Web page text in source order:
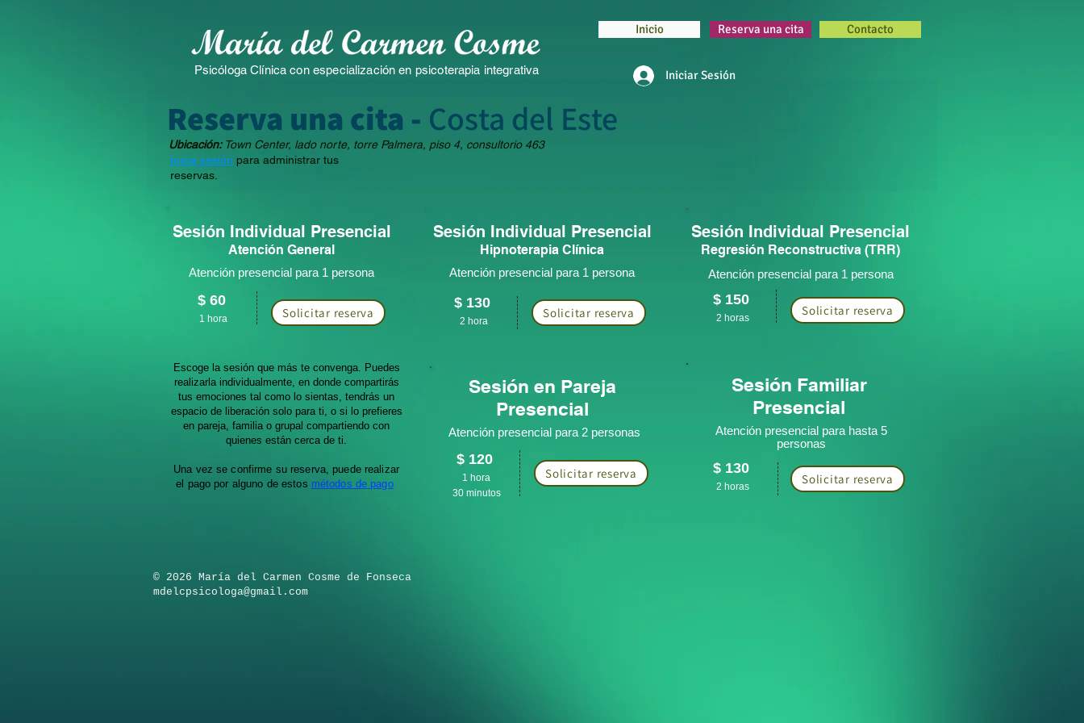
Psicóloga Clínica con especialización en psicoterapia integrativa
Inicio Reserva una cita Contacto
Iniciar Sesión
Reserva una cita - Costa del Este
Ubicación: Town Center, lado norte, torre Palmera, piso 4, consultorio 463
Inicia sesión para administrar tus
reservas.
Sesión Individual Presencial
Atención General
Atención presencial para 1 persona
Solicitar reserva
$ 60
1 hora
Sesión Individual Presencial
Hipnoterapia Clínica
Atención presencial para 1 persona
Solicitar reserva
$ 130
2 hora
Sesión Individual Presencial
Regresión Reconstructiva (TRR)
Atención presencial para 1 persona
$ 150
2 horas Solicitar reserva
Escoge la sesión que más te convenga. Puedes
realizarla individualmente, en donde compartirás
tus emociones tal como lo sientas, tendrás un
espacio de liberación solo para ti, o si lo prefieres
en pareja, familia o grupal compartiendo con
quienes están cerca de ti.
Una vez se confirme su reserva, puede realizar
el pago por alguno de estos métodos de pago.
Sesión en Pareja
Presencial
Atención presencial para 2 personas
$ 120
1 hora
30 minutos
Solicitar reserva
Sesión Familiar
Presencial
Atención presencial para hasta 5
personas
$ 130
2 horas Solicitar reserva
​© 2026 María del Carmen Cosme de Fonseca
mdelcpsicologa@gmail.com